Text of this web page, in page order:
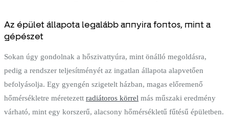
Az épület állapota legalább annyira fontos, mint a
gépészet
Sokan úgy gondolnak a hőszivattyúra, mint önálló megoldásra,
pedig a rendszer teljesítményét az ingatlan állapota alapvetően
befolyásolja. Egy gyengén szigetelt házban, magas előremenő
hőmérsékletre méretezett radiátoros körrel más műszaki eredmény
várható, mint egy korszerű, alacsony hőmérsékletű fűtésű épületben.